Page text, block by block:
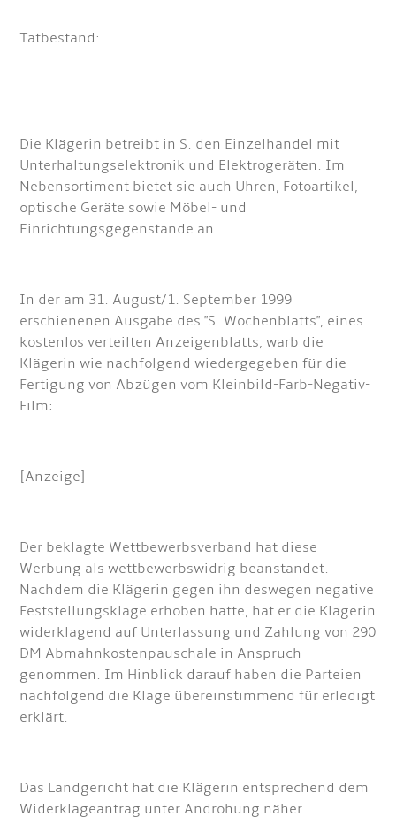
Tatbestand:
Die Klägerin betreibt in S. den Einzelhandel mit
Unterhaltungselektronik und Elektrogeräten. Im
Nebensortiment bietet sie auch Uhren, Fotoartikel,
optische Geräte sowie Möbel- und
Einrichtungsgegenstände an.
In der am 31. August/1. September 1999
erschienenen Ausgabe des "S. Wochenblatts", eines
kostenlos verteilten Anzeigenblatts, warb die
Klägerin wie nachfolgend wiedergegeben für die
Fertigung von Abzügen vom Kleinbild-Farb-Negativ-
Film:
[Anzeige]
Der beklagte Wettbewerbsverband hat diese
Werbung als wettbewerbswidrig beanstandet.
Nachdem die Klägerin gegen ihn deswegen negative
Feststellungsklage erhoben hatte, hat er die Klägerin
widerklagend auf Unterlassung und Zahlung von 290
DM Abmahnkostenpauschale in Anspruch
genommen. Im Hinblick darauf haben die Parteien
nachfolgend die Klage übereinstimmend für erledigt
erklärt.
Das Landgericht hat die Klägerin entsprechend dem
Widerklageantrag unter Androhung näher